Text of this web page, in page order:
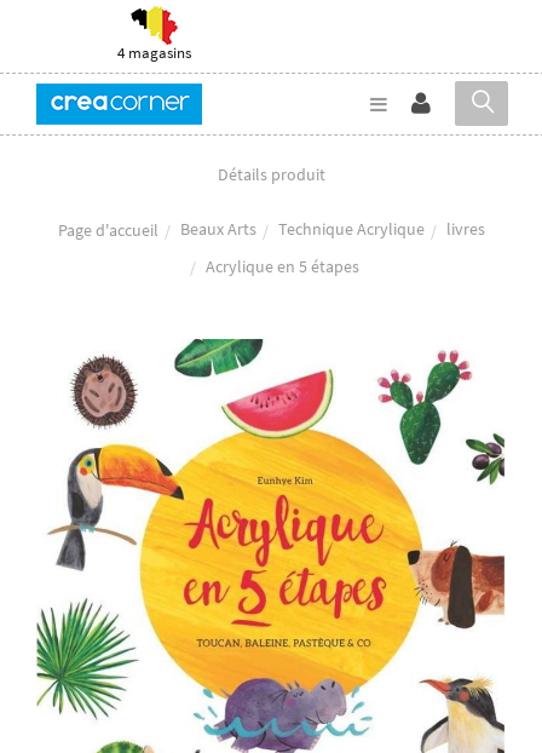
4 magasins
Détails produit
Page d'accueil Beaux Arts Technique Acrylique
livres
Acrylique en 5 étapes